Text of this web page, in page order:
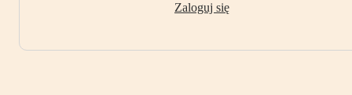
Zaloguj się